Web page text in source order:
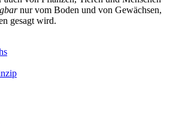
nur vom Boden und von Gewächsen,
gesagt wird.